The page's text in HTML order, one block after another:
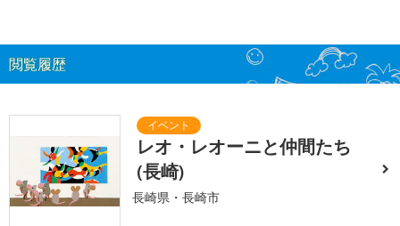
閲覧履歴
レオ・レオーニと仲間たち
(長崎)
長崎県・長崎市